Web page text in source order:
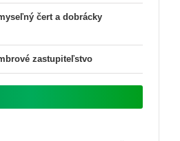
čert a dobrácky
zastupiteľstvo